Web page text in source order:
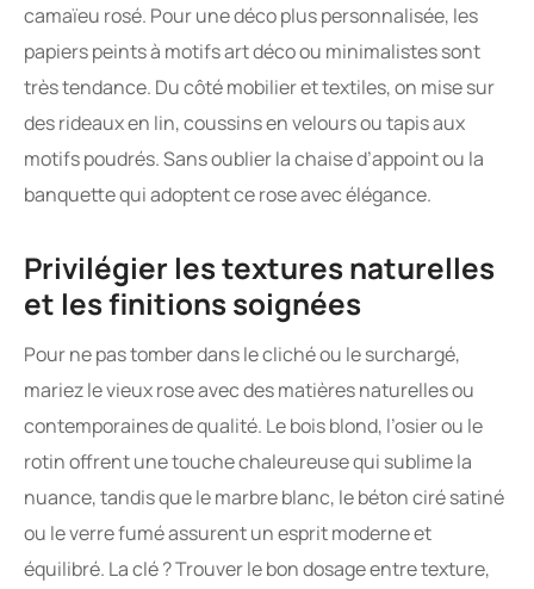
camaïeu rosé. Pour une déco plus personnalisée, les
papiers peints à motifs art déco ou minimalistes sont
très tendance. Du côté mobilier et textiles, on mise sur
des rideaux en lin, coussins en velours ou tapis aux
motifs poudrés. Sans oublier la chaise d’appoint ou la
banquette qui adoptent ce rose avec élégance.
Privilégier les textures naturelles
et les finitions soignées
Pour ne pas tomber dans le cliché ou le surchargé,
mariez le vieux rose avec des matières naturelles ou
contemporaines de qualité. Le bois blond, l’osier ou le
rotin offrent une touche chaleureuse qui sublime la
nuance, tandis que le marbre blanc, le béton ciré satiné
ou le verre fumé assurent un esprit moderne et
équilibré. La clé ? Trouver le bon dosage entre texture,